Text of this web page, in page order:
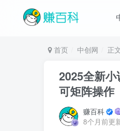
首页 中创网 正
2025全新
可矩阵操作
赚百科
8个月前更